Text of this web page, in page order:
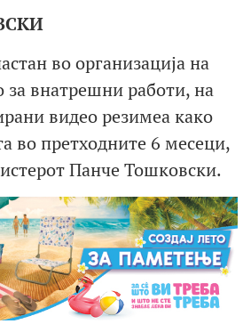
во организација на
за внатрешни работи, на
видео резимеа како
во претходните 6 месеци,
Панче Тошковски.